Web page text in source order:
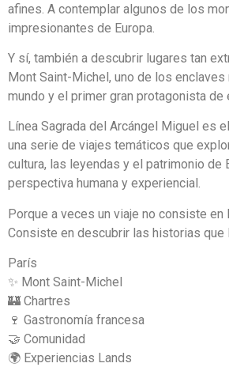
afines. A contemplar algunos de los
impresionantes de Europa.
Y sí, también a descubrir lugares tan
Mont Saint-Michel, uno de los
mundo y el primer gran protagonista de
Línea Sagrada del Arcángel Miguel es
una serie de viajes temáticos que
cultura, las leyendas y el patrimonio de
perspectiva humana y experiencial.
Porque a veces un viaje no consiste en
Consiste en descubrir las historias que
París
✨ Mont Saint-Michel
🏰 Chartres
🍷 Gastronomía francesa
🤝 Comunidad
🌍 Experiencias Lands